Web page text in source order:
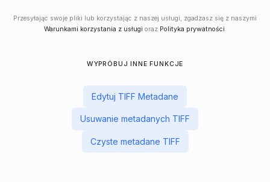
Przesyłając swoje pliki lub korzystając z naszej usługi, zgadzasz się z naszymi
Warunkami korzystania z usługi oraz Polityka prywatności.
WYPRÓBUJ INNE FUNKCJE
Edytuj TIFF Metadane
Usuwanie metadanych TIFF
Czyste metadane TIFF